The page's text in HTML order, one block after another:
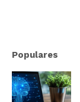
Populares